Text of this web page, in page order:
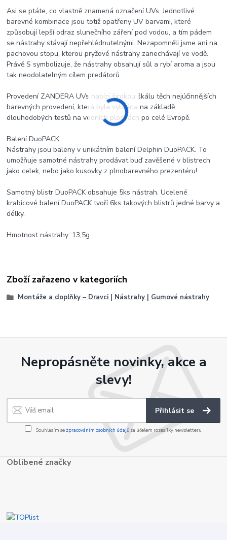
Asi se ptáte, co vlastně znamená označení UVs. Jednotlivé
barevné kombinace jsou totiž opatřeny UV barvami, které
způsobují lepší odraz slunečního záření pod vodou, a tím pádem
se nástrahy stávají nepřehlédnutelnými. Nezapomněli jsme ani na
pachovou stopu, kterou pryžové nástrahy zanechávají ve vodě.
Právě S symbolizuje, že nástrahy obsahují sůl a rybí aroma a jsou
tak neodolatelným cílem predátorů.
Provedení ZANDERA UVs nabízí širokou škálu těch nejúčinnějších
barevných provedení, která byla vybrána na základě
dlouhodobých testů na vodních plochách po celé Evropě.
Balení DuoPACK
Nástrahy jsou baleny v unikátním balení Delphin DuoPACK. To
umožňuje samotné nástrahy prodávat buď zavěšené v blistrech
jako celek, nebo jako kusovky z plnobarevného prezentéru!
Samotný blistr DuoPACK obsahuje 5ks nástrah. Ucelené
krabicové balení DuoPACK tvoří 6ks takových blistrů jedné barvy a
délky.
Hmotnost nástrahy: 13,5g
Zboží zařazeno v kategoriích
Montáže a doplňky – Dravci | Nástrahy | Gumové nástrahy
Nepropásněte novinky, akce a
slevy!
Přihlásit se
Souhlasím se zpracováním osobních údajůza účelem rozesílky newsletteru.
Oblíbené značky